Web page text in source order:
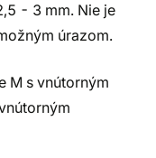
- 3 mm. Nie je
úrazom.
M s vnútorným